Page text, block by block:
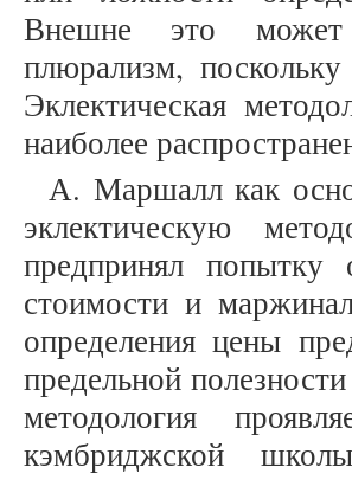
Внешне это может
плюрализм,
Эклектическая
наиболее
А. Маршалл как
эклектическую
предпринял попытку
стоимости и
определения цены
предельной
методология
кэмбриджской